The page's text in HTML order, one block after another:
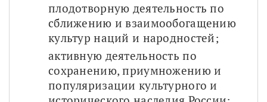
плодотворную деятельность по
сближению и взаимообогащению
культур наций и народностей;
активную деятельность по
сохранению, приумножению и
популяризации культурного и